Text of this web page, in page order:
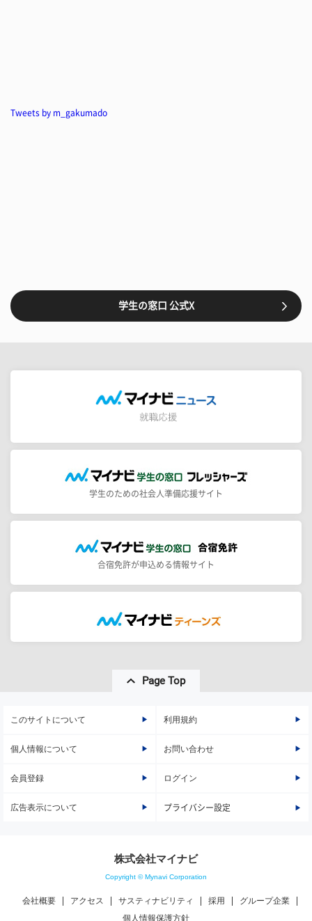
Tweets by m_gakumado
学生の窓口 公式X
学生のための社会人準備応援サイト
合宿免許が申込める情報サイト
Page Top
このサイトについて 利用規約
個人情報について お問い合わせ
会員登録 ログイン
広告表示について プライバシー設定
株式会社マイナビ
Copyright © Mynavi Corporation
会社概要 アクセス サスティナビリティ 採用
グループ企業
個人情報保護方針